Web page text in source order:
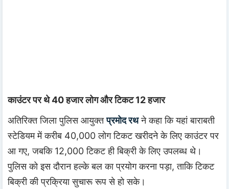
काउंटर पर थे 40 हजार लोग और टिकट 12 हजार
अतिरिक्त जिला पुलिस आयुक्तप्रमोद रथने कहा कि यहां बाराबती
स्टेडियम में करीब 40,000 लोग टिकट खरीदने के लिए काउंटर पर
आ गए, जबकि 12,000 टिकट ही बिक्री के लिए उपलब्ध थे।
पुलिस को इस दौरान हल्के बल का प्रयोग करना पड़ा, ताकि टिकट
बिक्री की प्रक्रिया सुचारू रूप से हो सके।